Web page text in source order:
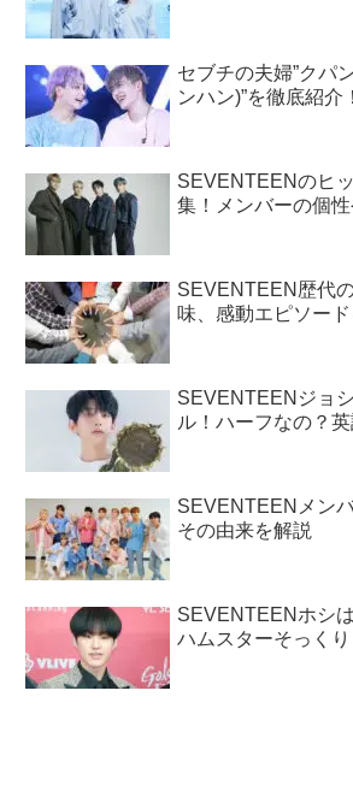
セブチの夫婦”クパ
ンハン)”を徹底紹介
SEVENTEENのヒ
集！メンバーの個
SEVENTEEN歴代
味、感動エピソー
SEVENTEENジョ
ル！ハーフなの？
SEVENTEENメン
その由来を解説
SEVENTEENホシ
ハムスターそっくり